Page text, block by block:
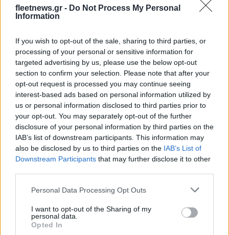
fleetnews.gr - Do Not Process My Personal
Information
If you wish to opt-out of the sale, sharing to third parties, or
processing of your personal or sensitive information for
targeted advertising by us, please use the below opt-out
section to confirm your selection. Please note that after your
opt-out request is processed you may continue seeing
interest-based ads based on personal information utilized by
us or personal information disclosed to third parties prior to
your opt-out. You may separately opt-out of the further
disclosure of your personal information by third parties on the
IAB’s list of downstream participants. This information may
also be disclosed by us to third parties on the IAB’s List of
Downstream Participants that may further disclose it to other
Please note that this website/app uses one or more Google
not limited to your visit or usage behaviour. You may click to
grant or deny consent to Google and its third-party tags to
use your data for below specified purposes in below Google
Personal Data Processing Opt Outs
I want to opt-out of the Sharing of my
personal data.
Opted In
Η Toyota φέρνει νέα γενιά
μπαταριών για τα υβριδικά
της
Σε κινεζική… πολιορκία η
ευρωπαϊκή
αυτοκινητοβιομηχανία
Νέο Audi A2 e-tron με στόχο την κορυφή της
αποδοτικότητας